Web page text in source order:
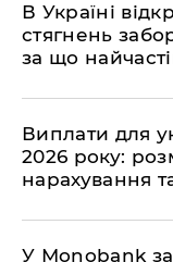
В Україні
стягнень
за що
Виплати для
2026 року:
нарахування
У Мonobank